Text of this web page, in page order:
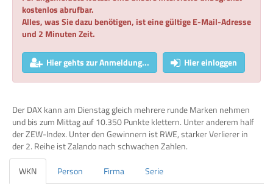
kostenlos abrufbar.
Alles, was Sie dazu benötigen, ist eine gültige E-Mail-Adresse
und 2 Minuten Zeit.
Hier gehts zur Anmeldung... Hier einloggen
Der DAX kann am Dienstag gleich mehrere runde Marken nehmen
und bis zum Mittag auf 10.350 Punkte klettern. Unter anderem half
der ZEW-Index. Unter den Gewinnern ist RWE, starker Verlierer in
der 2. Reihe ist Zalando nach schwachen Zahlen.
WKN
Person Firma Serie